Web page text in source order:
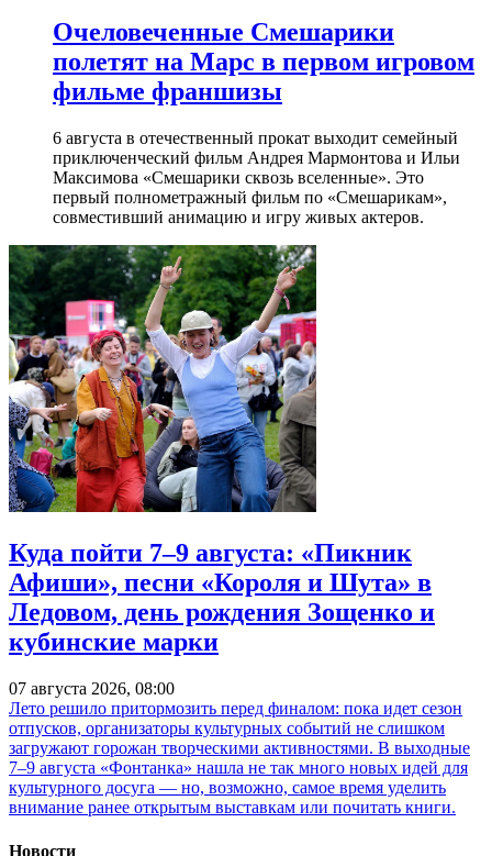
Очеловеченные Смешарики
полетят на Марс в первом игровом
фильме франшизы
6 августа в отечественный прокат выходит семейный
приключенческий фильм Андрея Мармонтова и Ильи
Максимова «Смешарики сквозь вселенные». Это
первый полнометражный фильм по «Смешарикам»,
совместивший анимацию и игру живых актеров.
Куда пойти 7–9 августа: «Пикник
Афиши», песни «Короля и Шута» в
Ледовом, день рождения Зощенко и
кубинские марки
07 августа 2026, 08:00
Лето решило притормозить перед финалом: пока идет сезон
отпусков, организаторы культурных событий не слишком
загружают горожан творческими активностями. В выходные
7–9 августа «Фонтанка» нашла не так много новых идей для
культурного досуга — но, возможно, самое время уделить
внимание ранее открытым выставкам или почитать книги.
Новости